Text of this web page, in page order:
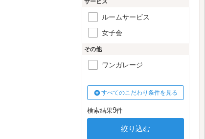
サービス
ルームサービス
女子会
その他
ワンガレージ
すべてのこだわり条件を見る
検索結果9件